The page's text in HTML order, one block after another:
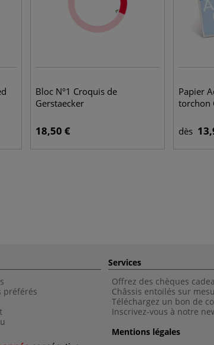
Bloc N°1 Croquis de
Gerstaecker
18,50 €
Papier
torchon
dès
préférés
Services
Offrez des chèques
Châssis entoilés sur
Téléchargez un bon de
Inscrivez-vous à notre
Mentions légales